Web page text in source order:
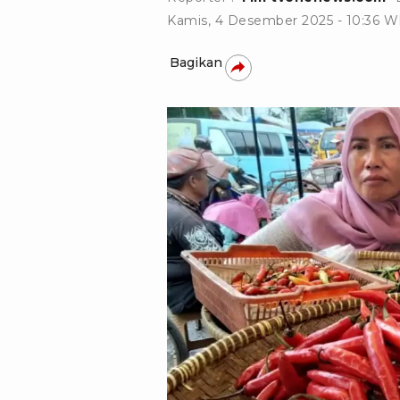
Kamis, 4 Desember 2025 - 10:36
Bagikan